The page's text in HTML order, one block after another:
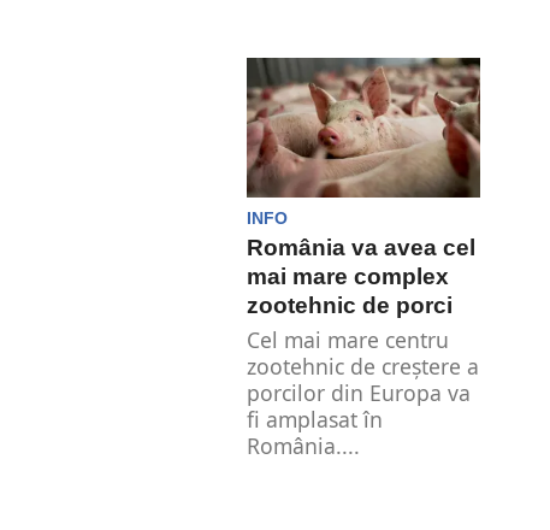
INFO
România va avea cel
mai mare complex
zootehnic de porci
Cel mai mare centru
zootehnic de creștere a
porcilor din Europa va
fi amplasat în
România....